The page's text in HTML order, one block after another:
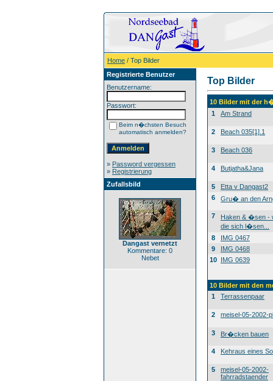
Home / Top Bilder
Registrierte Benutzer
Benutzername:
Passwort:
Beim n�chsten Besuch
automatisch anmelden?
» Password vergessen
» Registrierung
Zufallsbild
Dangast vernetzt
Kommentare: 0
Nebet
Top Bilder
10 Bilder mit der
1
Am Strand
2 Beach 035[1].1
3 Beach 036
4 Butjatha&Jana
5
Etta v Dangast2
6
Gru� an den
7
Haken & �sen -
die sich l�sen...
8
IMG 0467
9
IMG 0468
10 IMG 0639
10 Bilder mit den
1
Terrassenpaar
2 meisel-05-2002-
3 Br�cken bauen
4 Kehraus eines
5
meisel-05-2002-
fahrradstaender